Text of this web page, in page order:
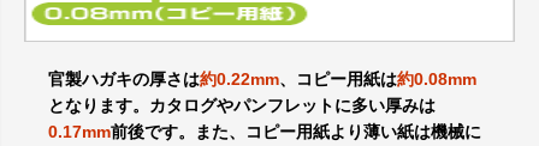
官製ハガキの厚さは約0.22mm、コピー用紙は約0.08mm
となります。カタログやパンフレットに多い厚みは
0.17mm前後です。また、コピー用紙より薄い紙は機械に